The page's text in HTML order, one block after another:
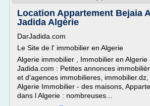
Location Appartement Bejaia
Jadida Algérie
DarJadida.com
Le Site de l' immobilier en Algerie
Algerie immobilier , Immobilier en Algerie
Jadida.com : Petites annonces
et d'agences immobilieres,
Algerie Immobilier - des maisons,
dans l Algerie : nombreuses...